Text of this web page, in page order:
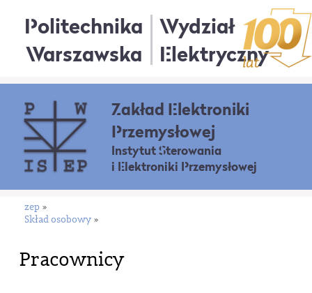
Politechnika
Warszawska
Wydział
Elektryczny
Zakład Elektroniki
Przemysłowej
Instytut Sterowania
i Elektroniki Przemysłowej
zep »
Skład osobowy »
Pracownicy